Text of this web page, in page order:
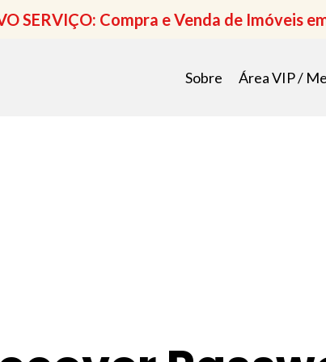
SERVIÇO: Compra e Venda de Imóveis
Sobre Área VIP /